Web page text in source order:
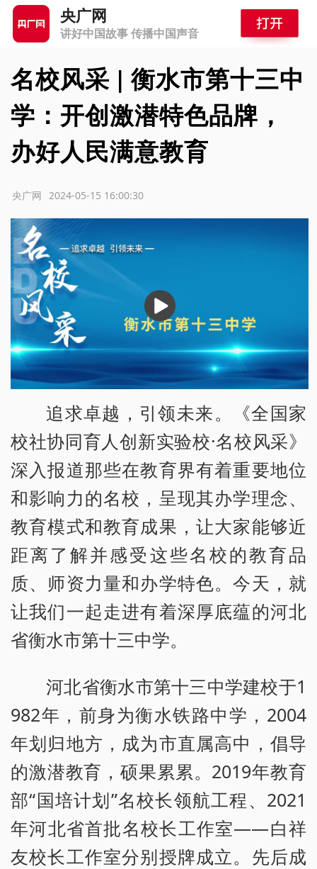
央广网
讲好中国故事 传播中国声音
名校风采 | 衡水市第十三中
学：开创激潜特色品牌，
办好人民满意教育
2024-05-15 16:00:30
央广网
播
放
追求卓越，引领未来。《全国家
校社协同育人创新实验校·名校风采》
深入报道那些在教育界有着重要地位
和影响力的名校，呈现其办学理念、
教育模式和教育成果，让大家能够近
距离了解并感受这些名校的教育品
质、师资力量和办学特色。今天，就
让我们一起走进有着深厚底蕴的河北
省衡水市第十三中学。
河北省衡水市第十三中学建校于1
982年，前身为衡水铁路中学，2004
年划归地方，成为市直属高中，倡导
的激潜教育，硕果累累。2019年教育
部“国培计划”名校长领航工程、2021
年河北省首批名校长工作室——白祥
友校长工作室分别授牌成立。先后成